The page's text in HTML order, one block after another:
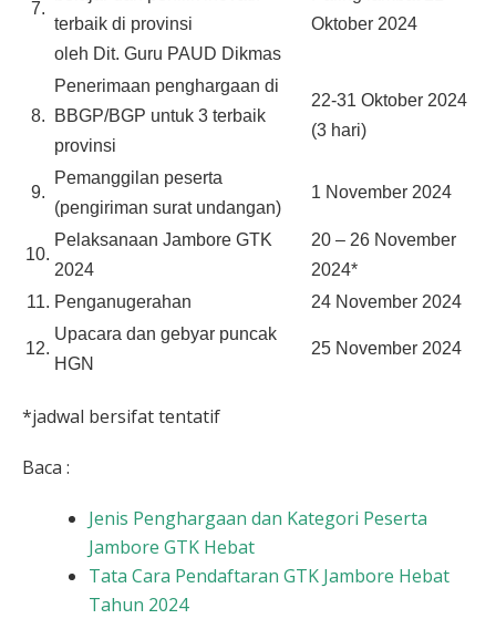
7.
terbaik di provinsi
oleh Dit. Guru PAUD Dikmas
Oktober 2024
8.
Penerimaan penghargaan di
BBGP/BGP untuk 3 terbaik
provinsi
22-31 Oktober 2024
(3 hari)
9.
Pemanggilan peserta
(pengiriman surat undangan)
1 November 2024
10.
Pelaksanaan Jambore GTK
2024
20 – 26 November
2024*
11. Penganugerahan 24 November 2024
12.
Upacara dan gebyar puncak
HGN
25 November 2024
*jadwal bersifat tentatif
Baca :
Jenis Penghargaan dan Kategori Peserta
Jambore GTK Hebat
Tata Cara Pendaftaran GTK Jambore Hebat
Tahun 2024